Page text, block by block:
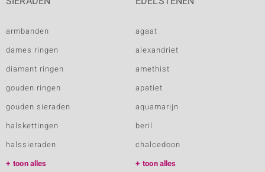
armbanden
dames ringen
diamant ringen
gouden ringen
gouden sieraden
halskettingen
halssieraden
toon alles
agaat
alexandriet
amethist
apatiet
aquamarijn
beril
chalcedoon
toon alles